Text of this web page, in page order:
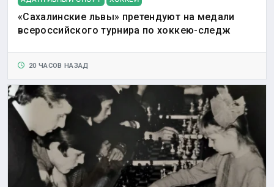
«Сахалинские львы» претендуют на медали
всероссийского турнира по хоккею-следж
20 ЧАСОВ НАЗАД